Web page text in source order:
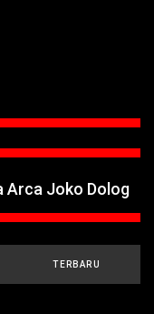
Arca Joko Dolog
TERBARU